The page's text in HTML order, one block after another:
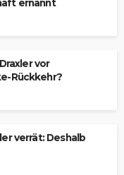
ernannt
vor
Rückkehr?
verrät: Deshalb